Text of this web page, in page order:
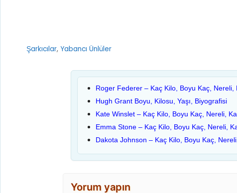
Kategoriler
Şarkıcılar, Yabancı Ünlüler
Roger Federer – Kaç Kilo, Boyu Kaç, Nereli,
Hugh Grant Boyu, Kilosu, Yaşı, Biyografisi
Kate Winslet – Kaç Kilo, Boyu Kaç, Nereli,
Emma Stone – Kaç Kilo, Boyu Kaç, Nereli,
Dakota Johnson – Kaç Kilo, Boyu Kaç,
Yorum yapın